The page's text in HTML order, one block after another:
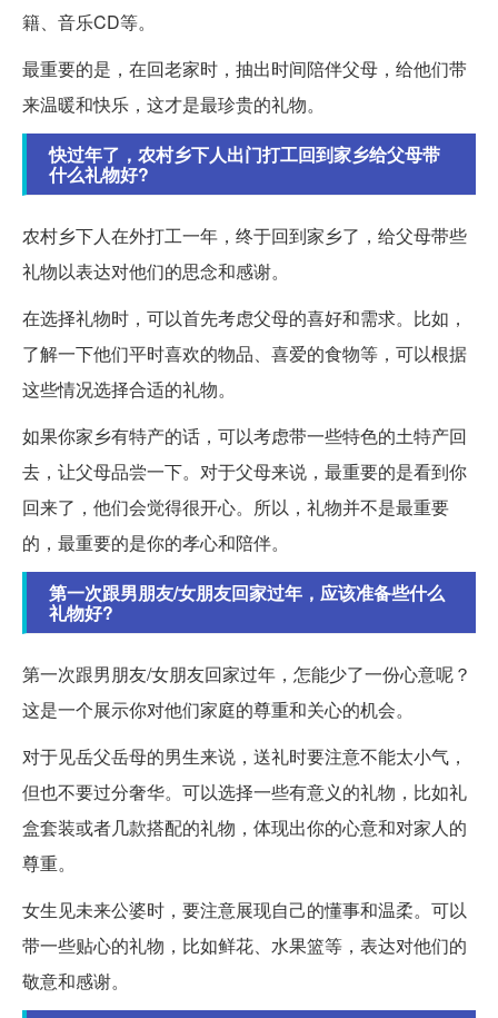
籍、音乐CD等。
最重要的是，在回老家时，抽出时间陪伴父母，给他们带
来温暖和快乐，这才是最珍贵的礼物。
快过年了，农村乡下人出门打工回到家乡给父母带
什么礼物好?
农村乡下人在外打工一年，终于回到家乡了，给父母带些
礼物以表达对他们的思念和感谢。
在选择礼物时，可以首先考虑父母的喜好和需求。比如，
了解一下他们平时喜欢的物品、喜爱的食物等，可以根据
这些情况选择合适的礼物。
如果你家乡有特产的话，可以考虑带一些特色的土特产回
去，让父母品尝一下。对于父母来说，最重要的是看到你
回来了，他们会觉得很开心。所以，礼物并不是最重要
的，最重要的是你的孝心和陪伴。
第一次跟男朋友/女朋友回家过年，应该准备些什么
礼物好?
第一次跟男朋友/女朋友回家过年，怎能少了一份心意呢？
这是一个展示你对他们家庭的尊重和关心的机会。
对于见岳父岳母的男生来说，送礼时要注意不能太小气，
但也不要过分奢华。可以选择一些有意义的礼物，比如礼
盒套装或者几款搭配的礼物，体现出你的心意和对家人的
尊重。
女生见未来公婆时，要注意展现自己的懂事和温柔。可以
带一些贴心的礼物，比如鲜花、水果篮等，表达对他们的
敬意和感谢。